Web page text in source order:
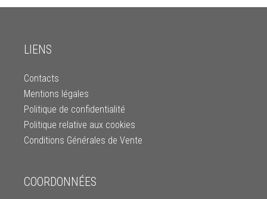
LIENS
Contacts
Mentions légales
Politique de confidentialité
Politique relative aux cookies
Conditions Générales de Vente
COORDONNÉES